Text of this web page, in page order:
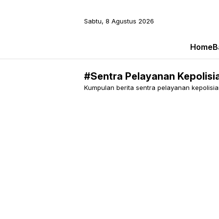
Sabtu, 8 Agustus 2026
Home
#Sentra Pelayanan
Kumpulan berita sentra pelayanan